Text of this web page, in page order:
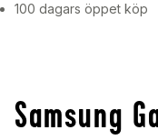
100 dagars öppet köp
Samsung